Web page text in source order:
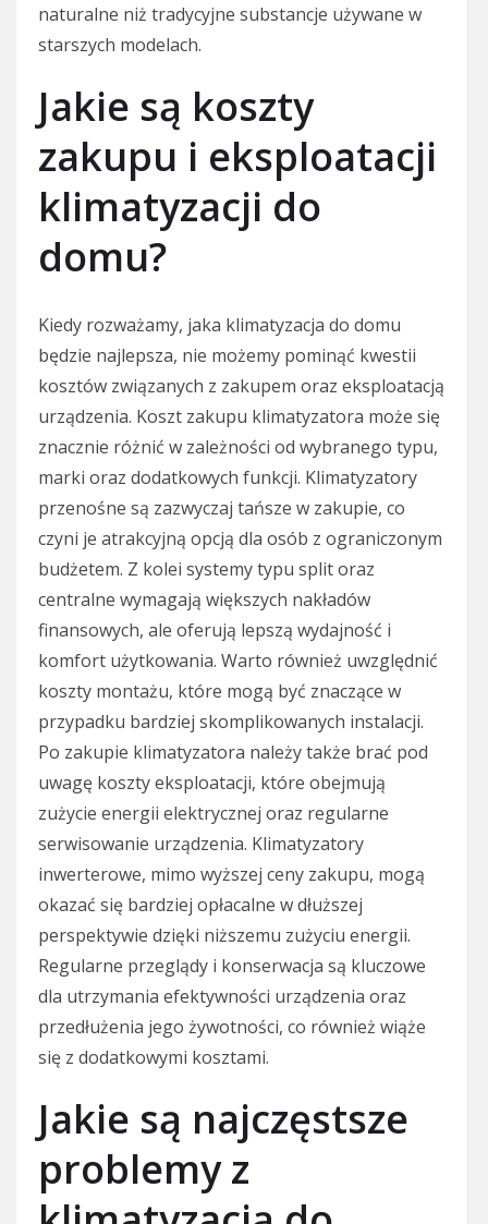
naturalne niż tradycyjne substancje używane w
starszych modelach.
Jakie są koszty
zakupu i eksploatacji
klimatyzacji do
domu?
Kiedy rozważamy, jaka klimatyzacja do domu
będzie najlepsza, nie możemy pominąć kwestii
kosztów związanych z zakupem oraz eksploatacją
urządzenia. Koszt zakupu klimatyzatora może się
znacznie różnić w zależności od wybranego typu,
marki oraz dodatkowych funkcji. Klimatyzatory
przenośne są zazwyczaj tańsze w zakupie, co
czyni je atrakcyjną opcją dla osób z ograniczonym
budżetem. Z kolei systemy typu split oraz
centralne wymagają większych nakładów
finansowych, ale oferują lepszą wydajność i
komfort użytkowania. Warto również uwzględnić
koszty montażu, które mogą być znaczące w
przypadku bardziej skomplikowanych instalacji.
Po zakupie klimatyzatora należy także brać pod
uwagę koszty eksploatacji, które obejmują
zużycie energii elektrycznej oraz regularne
serwisowanie urządzenia. Klimatyzatory
inwerterowe, mimo wyższej ceny zakupu, mogą
okazać się bardziej opłacalne w dłuższej
perspektywie dzięki niższemu zużyciu energii.
Regularne przeglądy i konserwacja są kluczowe
dla utrzymania efektywności urządzenia oraz
przedłużenia jego żywotności, co również wiąże
się z dodatkowymi kosztami.
Jakie są najczęstsze
problemy z